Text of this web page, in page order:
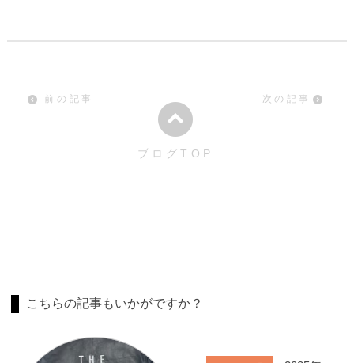
前の記事
ブログTOP
次の記事
こちらの記事もいかがですか？